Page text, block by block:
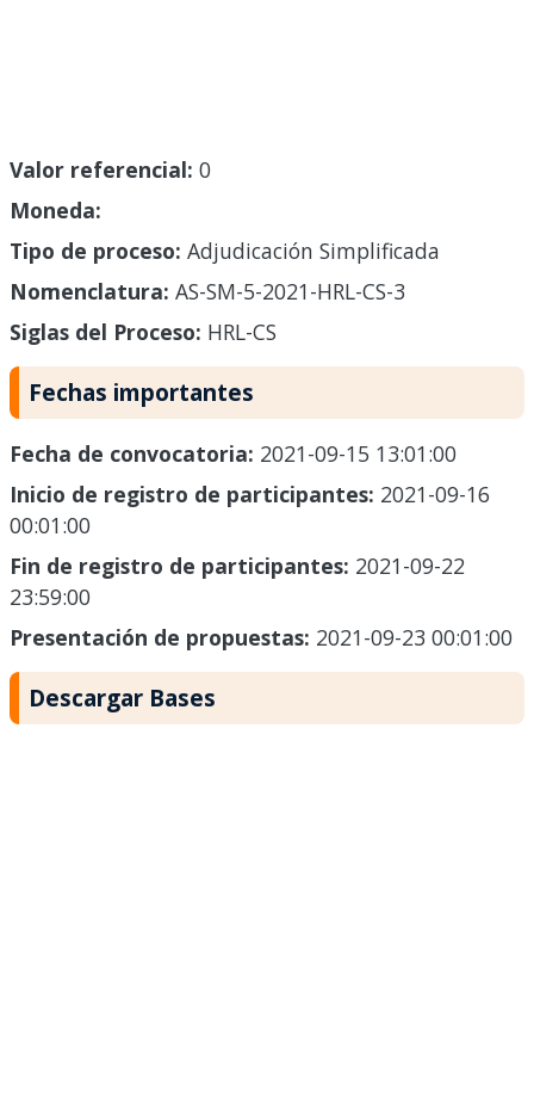
Valor referencial: 0
Moneda:
Tipo de proceso: Adjudicación Simplificada
Nomenclatura: AS-SM-5-2021-HRL-CS-3
Siglas del Proceso: HRL-CS
Fechas importantes
Fecha de convocatoria: 2021-09-15 13:01:00
Inicio de registro de participantes: 2021-09-16
00:01:00
Fin de registro de participantes: 2021-09-22
23:59:00
Presentación de propuestas: 2021-09-23 00:01:00
Descargar Bases